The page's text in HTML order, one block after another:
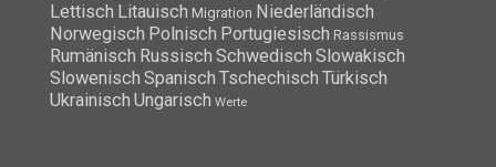
Lettisch Litauisch Migration Niederländisch
Norwegisch Polnisch Portugiesisch Rassismus
Rumänisch Russisch Schwedisch Slowakisch
Slowenisch Spanisch Tschechisch Türkisch
Ukrainisch Ungarisch Werte